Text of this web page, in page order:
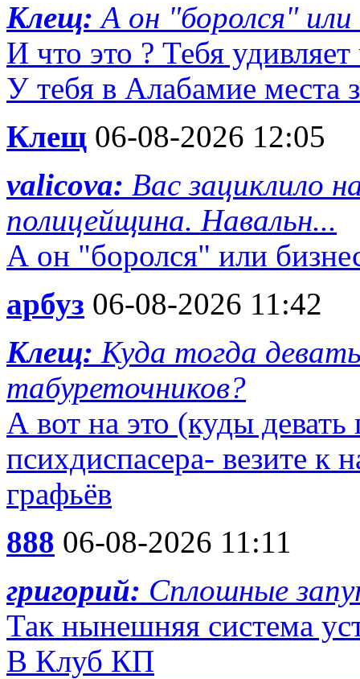
Клещ:А он "боролся" или
И что это ? Тебя
У тебя в Алабамие места
Клещ 06-08-2026 12:05
valicova: Вас зациклило
полицейщина. Навальн...
А он "боролся" или
арбуз 06-08-2026 11:42
Клещ: Куда тогда
табуреточников?
А вот на это (куды девать
психдиспасера- везите к
графьёв
888 06-08-2026 11:11
григорий: Сплошные
Так нынешняя система
В Клуб КП